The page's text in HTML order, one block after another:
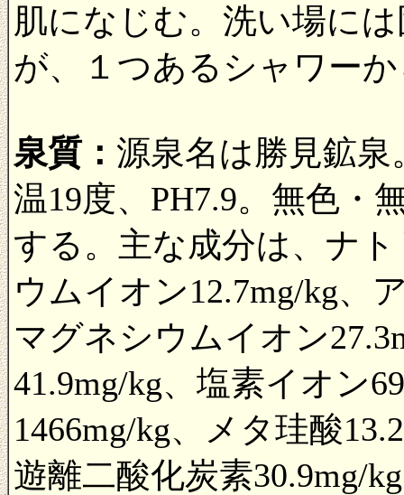
肌になじむ。洗い場に
が、１つあるシャワー
泉質： 源泉名は勝見鉱
温19度、PH7.9。無色・
する。主な成分は、ナ
ウムイオン12.7mg/kg、
マグネシウムイオン
41.9mg/kg、塩素イオン
1466mg/kg、メタ珪酸
遊離二酸化炭素30.9mg/